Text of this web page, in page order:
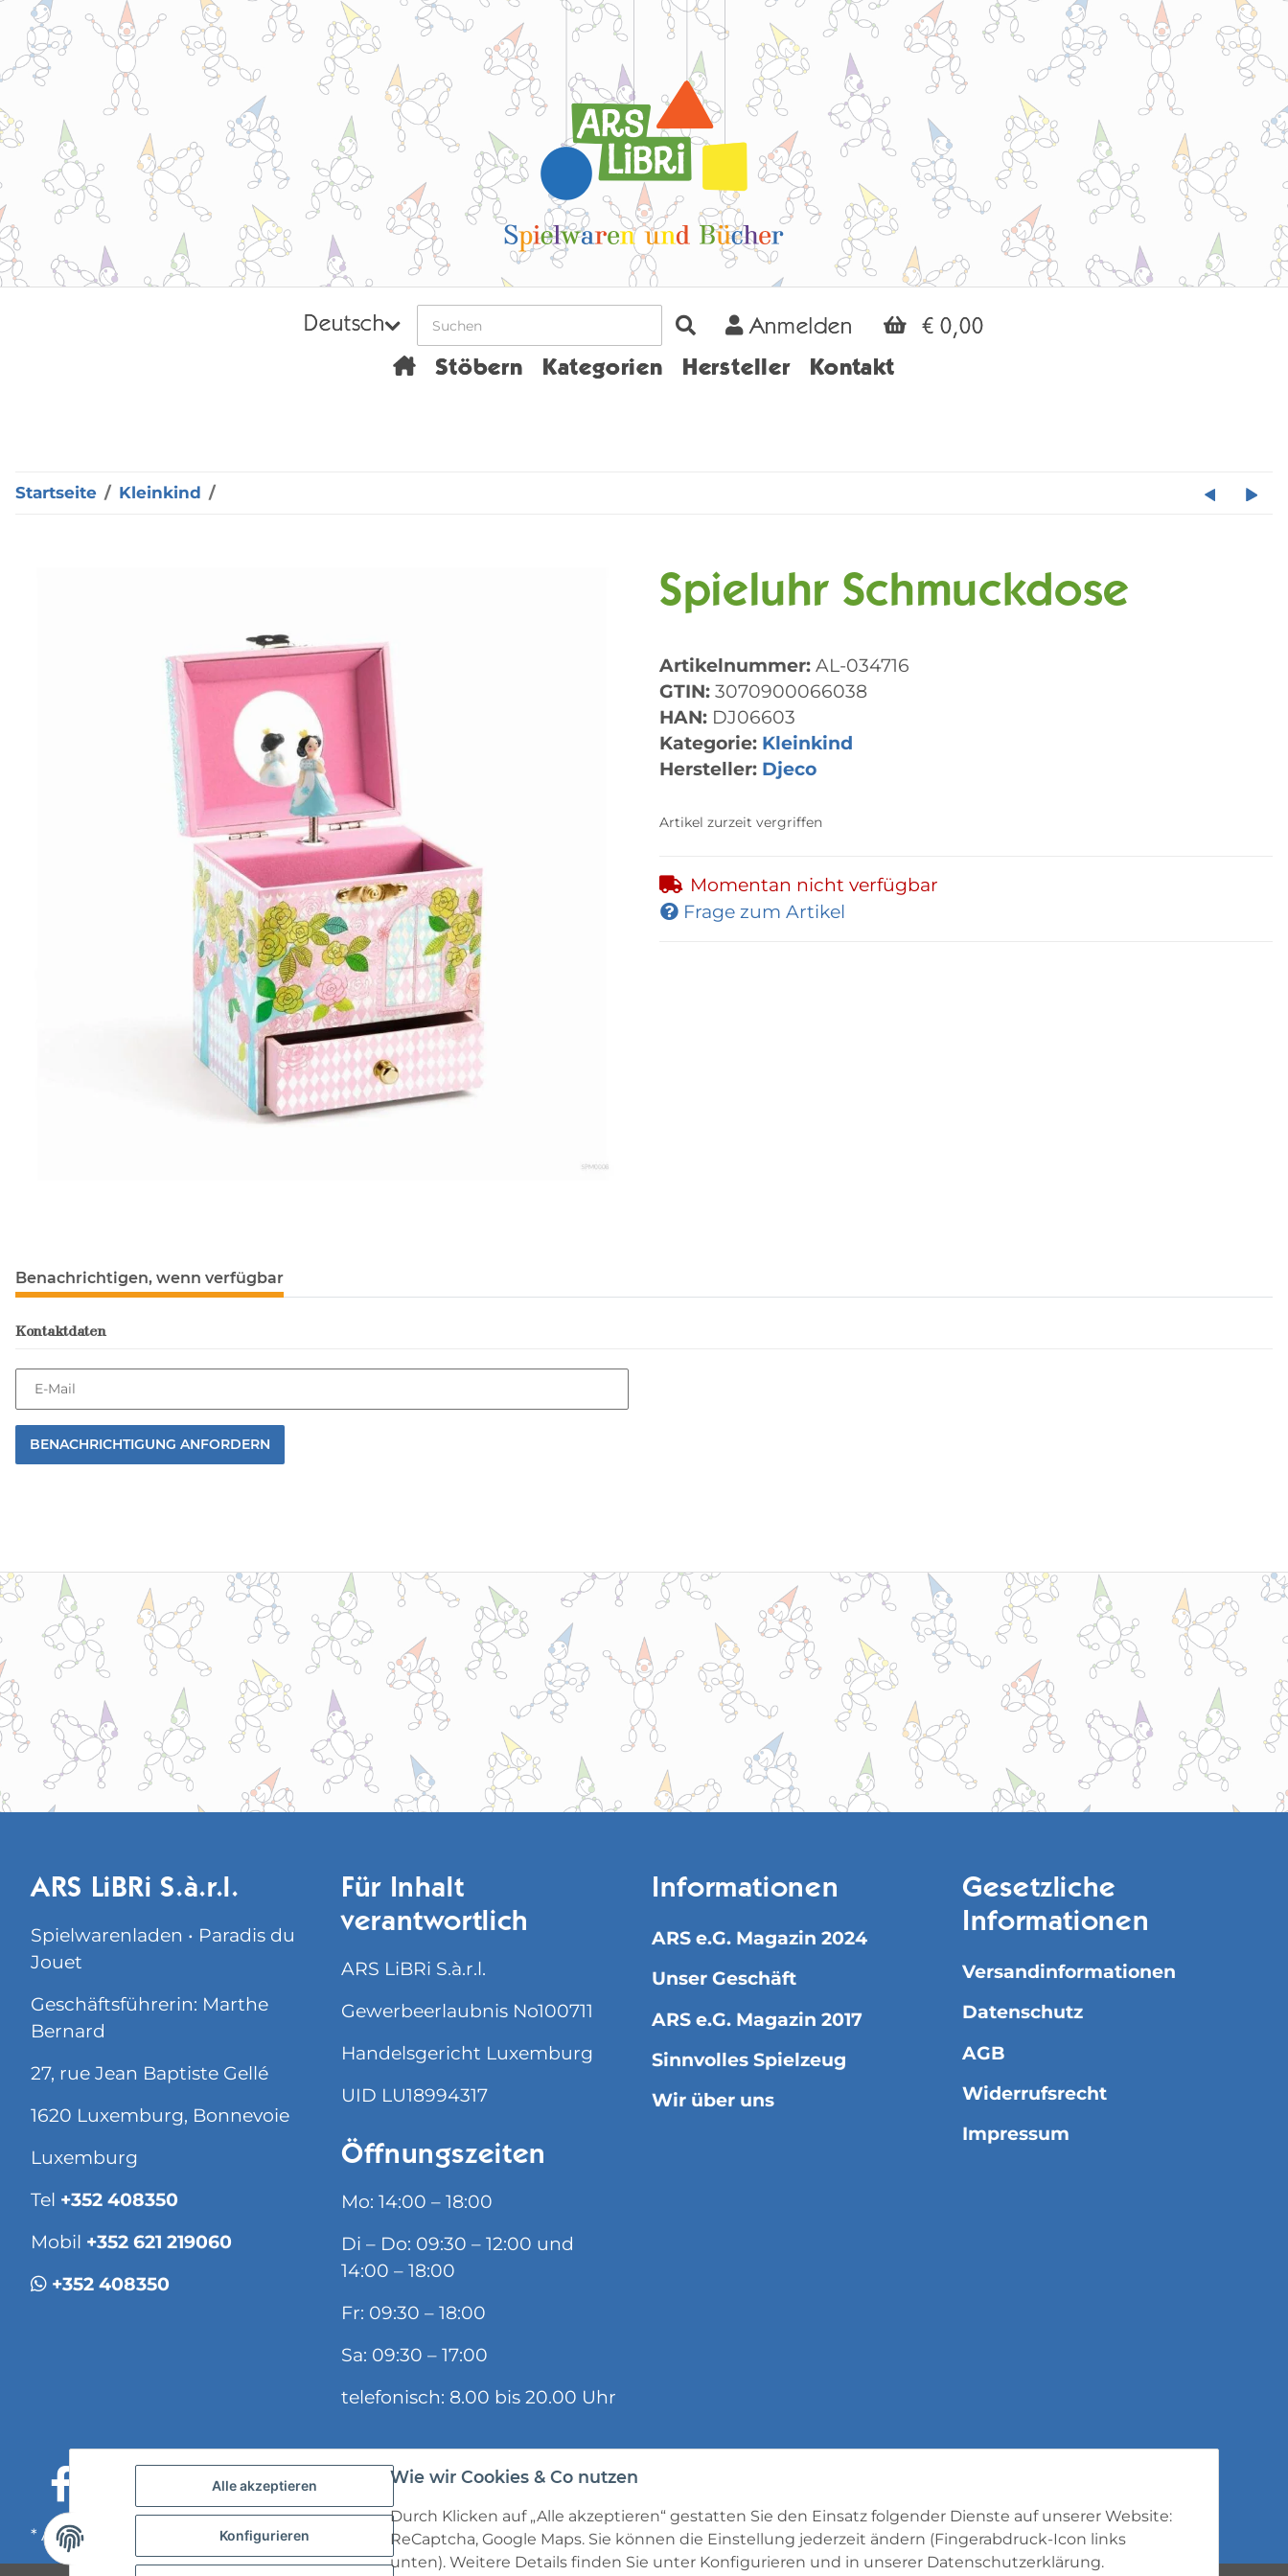
Deutsch
Home
Stöbern Kategorien Hersteller Kontakt
Anmelden € 0,00
Startseite Kleinkind
Spieluhr Schmuckdose
Artikelnummer: AL-034716
GTIN: 3070900066038
HAN: DJ06603
Kategorie: Kleinkind
Hersteller: Djeco
Artikel zurzeit vergriffen
Momentan nicht verfügbar
Frage zum Artikel
Benachrichtigen, wenn verfügbar
Kontaktdaten
E-Mail
BENACHRICHTIGUNG ANFORDERN
ARS LiBRi S.à.r.l.
Spielwarenladen • Paradis du
Jouet
Geschäftsführerin: Marthe
Bernard
27, rue Jean Baptiste Gellé
1620 Luxemburg, Bonnevoie
Luxemburg
Tel +352 408350
Mobil +352 621 219060
+352 408350
Für Inhalt
verantwortlich
ARS LiBRi S.à.r.l.
Gewerbeerlaubnis No100711
Handelsgericht Luxemburg
UID LU18994317
Öffnungszeiten
Mo: 14:00 – 18:00
Di – Do: 09:30 – 12:00 und
14:00 – 18:00
Fr: 09:30 – 18:00
Sa: 09:30 – 17:00
telefonisch: 8.00 bis 20.00 Uhr
Informationen
ARS e.G. Magazin 2024
Unser Geschäft
ARS e.G. Magazin 2017
Sinnvolles Spielzeug
Wir über uns
Gesetzliche
Informationen
Versandinformationen
Datenschutz
AGB
Widerrufsrecht
Impressum
* Alle Preise inkl. gesetzlicher USt., zzgl. Versand
Alle akzeptieren
Konfigurieren
Wie wir Cookies & Co nutzen
Durch Klicken auf „Alle akzeptieren“ gestatten Sie den Einsatz folgender Dienste auf unserer Website:
ReCaptcha, Google Maps. Sie können die Einstellung jederzeit ändern (Fingerabdruck-Icon links
unten). Weitere Details finden Sie unter Konfigurieren und in unserer Datenschutzerklärung.